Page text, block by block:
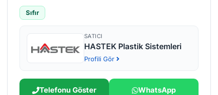
Sıfır
SATICI
HASTEK Plastik Sistemleri
Profili Gör
Telefonu Göster WhatsApp